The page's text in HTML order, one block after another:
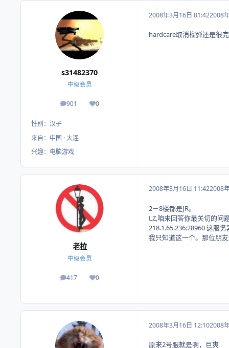
s31482370
中级会员
901
帖子 0
荣誉积分
性别： 汉子
来自： 中国 · 大连
兴趣： 电脑游戏
2008年3月16日 01:422008
hardcare取消榴弹还是很
老拉
中级会员
417
帖子 0
荣誉积分
2008年3月16日 11:422008
2－8楼都是JR。
LZ,咱来回答你最关切的问题
218.1.65.236:28960 这服
我只知道这一个。那位朋
2008年3月16日 12:102008
原来2号服就是啊，巨爽